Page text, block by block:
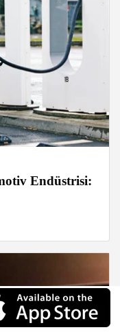
Endüstrisi: